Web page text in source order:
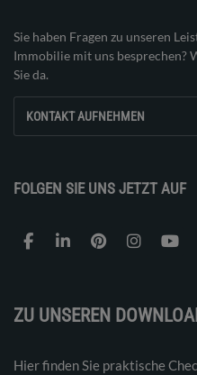
Sie haben Fragen zu unseren
Immobilie mit uns besprechen?
Sie da.
KONTAKT AUFNEHMEN
FOLGEN SIE UNS JETZT AUF
ZU UNSEREN
Hier finden Sie praktische